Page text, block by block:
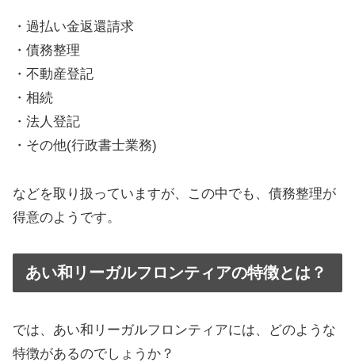
・過払い金返還請求
・債務整理
・不動産登記
・相続
・法人登記
・その他(行政書士業務)
などを取り扱っていますが、この中でも、債務整理が
得意のようです。
あい和リーガルフロンティアの特徴とは？
では、あい和リーガルフロンティアには、どのような
特徴があるのでしょうか？